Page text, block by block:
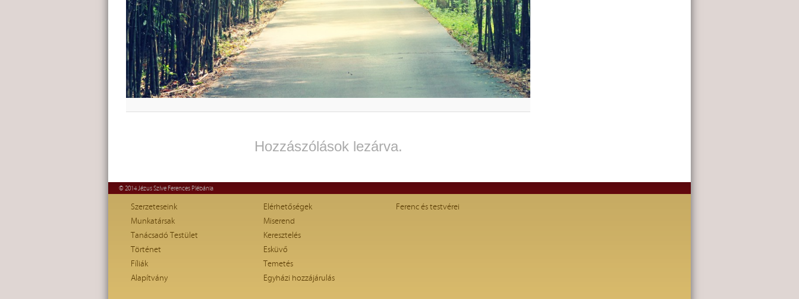
Hozzászólások lezárva.
© 2014 Jézus Szíve Ferences Plébánia
Szerzeteseink
Munkatársak
Tanácsadó Testület
Történet
Fíliák
Alapítvány
Elérhetőségek
Miserend
Keresztelés
Esküvő
Temetés
Egyházi hozzájárulás
Ferenc és testvérei